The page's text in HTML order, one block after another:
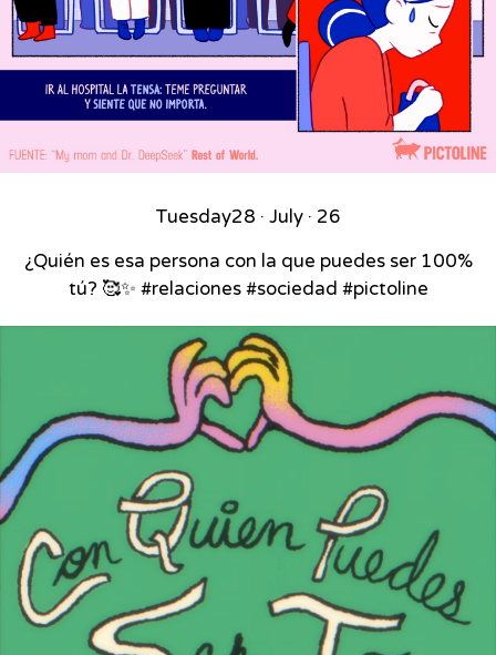
Tuesday28 · July · 26
¿Quién es esa persona con la que puedes ser 100%
tú? 🥰✨ #relaciones #sociedad #pictoline